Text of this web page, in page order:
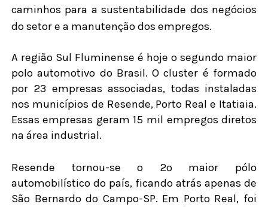
caminhos para a sustentabilidade dos negócios
do setor e a manutenção dos empregos.
A região Sul Fluminense é hoje o segundo maior
polo automotivo do Brasil. O cluster é formado
por 23 empresas associadas, todas instaladas
nos municípios de Resende, Porto Real e Itatiaia.
Essas empresas geram 15 mil empregos diretos
na área industrial.
Resende tornou-se o 2º maior pólo
automobilístico do país, ficando atrás apenas de
São Bernardo do Campo-SP. Em Porto Real, foi